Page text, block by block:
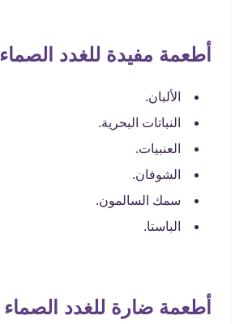
أطعمة مفيدة للغدد الصماء
الألبان.
النباتات البحرية.
العنبيات.
الشوفان.
سمك السالمون.
الباستا.
أطعمة ضارة للغدد الصماء